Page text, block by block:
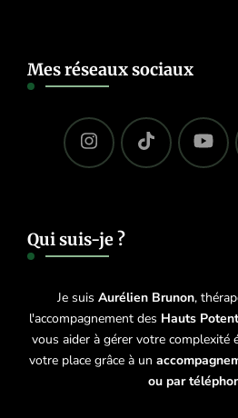
Mes réseaux sociaux
Qui suis-je ?
Je suis Aurélien Brunon,
l'accompagnement des Hauts
vous aider à gérer votre complexité
votre place grâce à un
ou par